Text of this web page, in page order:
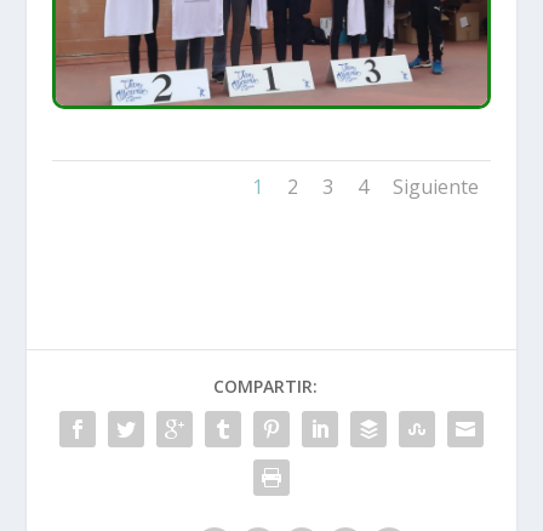
1 2 3 4 Siguiente
COMPARTIR: